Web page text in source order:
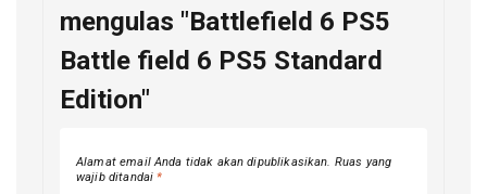
mengulas "Battlefield 6 PS5
Battle field 6 PS5 Standard
Edition"
Alamat email Anda tidak akan dipublikasikan. Ruas yang
wajib ditandai*